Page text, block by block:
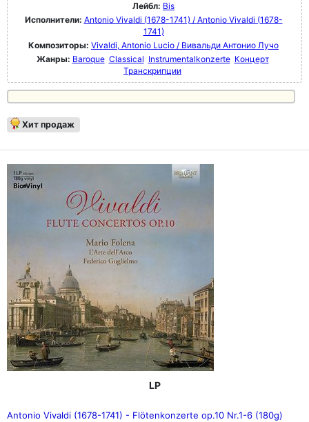
Лейбл: Bis
Исполнители: Antonio Vivaldi (1678-1741) / Antonio Vivaldi (1678-
1741)
Композиторы: Vivaldi, Antonio Lucio / Вивальди Антонио Лучо
Жанры: Baroque Classical Instrumentalkonzerte Концерт
Транскрипции
Хит продаж
LP
Antonio Vivaldi (1678-1741) - Flötenkonzerte op.10 Nr.1-6 (180g)